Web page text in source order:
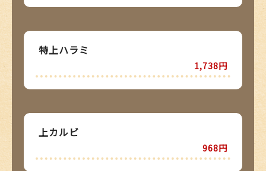
特上ハラミ
1,738円
上カルビ
968円